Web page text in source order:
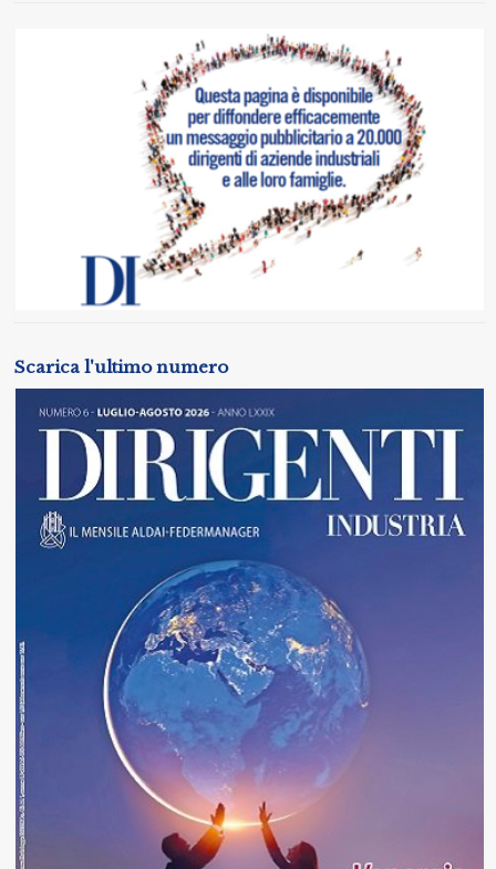
Scarica l'ultimo numero